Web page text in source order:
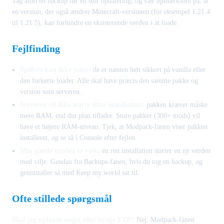
en version, der også ændrer Minecraft-versionen (for eksempel 1.21.4
til 1.21.5), kan forhindre en eksisterende verden i at loade.
Fejlfinding
de er næsten helt sikkert på vanilla eller
den forkerte loader. Alle skal have præcis den samme pakke og
version som serveren.
pakken kræver måske
mere RAM, end din plan tillader. Store pakker (300+ mods) vil
have et højere RAM-niveau. Tjek, at Modpack-fanen viser pakken
installeret, og se så i Console efter fejlen.
en ren installation starter en ny verden
med vilje. Gendan fra Backups-fanen, hvis du tog en backup, og
geninstaller så med Keep my world sat til.
Ofte stillede spørgsmål
Nej. Modpack-fanen